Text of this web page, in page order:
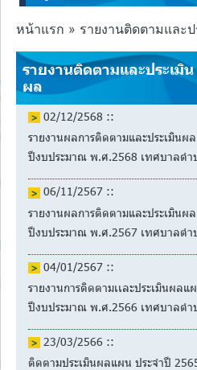
หน้าแรก » รายงานติดตามและ
รายงานติดตามและประเมิน
ผล
02/12/2568 ::
รายงานผลการติดตามและประเมิน
ปีงบประมาณ พ.ศ.2568 เทศบาลตำ
06/11/2567 ::
รายงานผลการติดตามและประเมิน
ปีงบประมาณ พ.ศ.2567 เทศบาลตำ
04/01/2567 ::
รายงานการติดตามเเละประเมินผล
ปีงบประมาณ พ.ศ.2566 เทศบาลตำ
23/03/2566 ::
ติดตามประเมินผลแผน ประจำปี